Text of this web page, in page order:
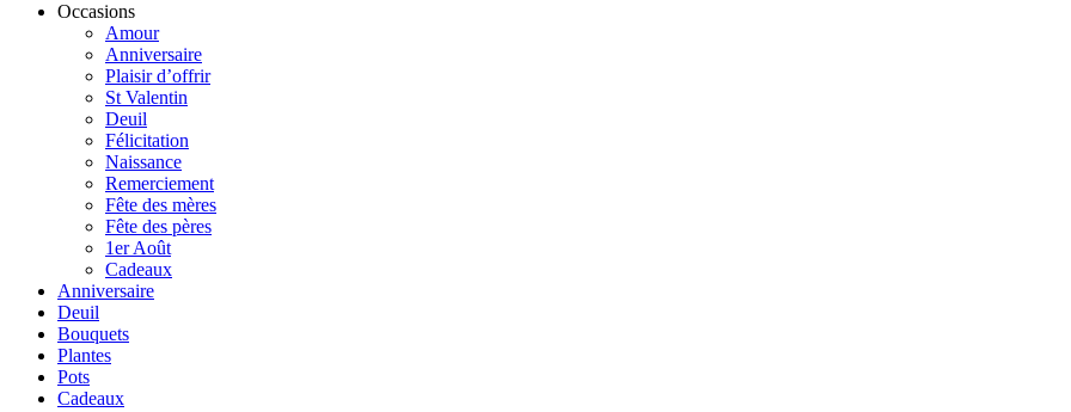
Occasions
Amour
Anniversaire
Plaisir d’offrir
St Valentin
Deuil
Félicitation
Naissance
Remerciement
Fête des mères
Fête des pères
1er Août
Cadeaux
Anniversaire
Deuil
Bouquets
Plantes
Pots
Cadeaux